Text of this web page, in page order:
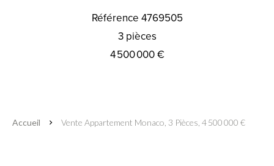
Référence 4769505
3 pièces
4 500 000 €
Accueil Vente Appartement Monaco, 3 Pièces, 4 500 000 €